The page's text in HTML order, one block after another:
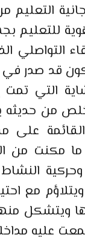
التعليم
التواصلي
يكون قد
التي
من حديثه
مكنت من
وحركية
مع
ويتشكل
عليه